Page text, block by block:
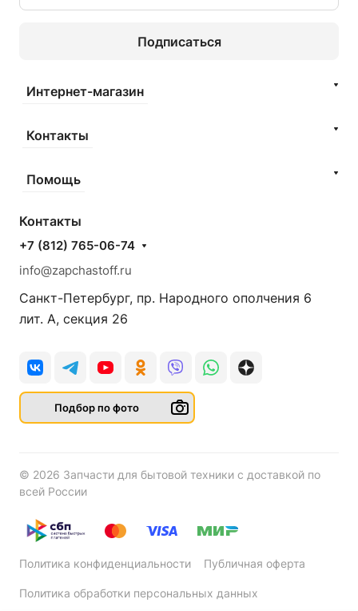
Подписаться
Интернет-магазин
Контакты
Помощь
Контакты
+7 (812) 765-06-74
info@zapchastoff.ru
Санкт-Петербург, пр. Народного ополчения 6
лит. А, секция 26
Подбор по фото
© 2026 Запчасти для бытовой техники с доставкой по
всей России
Политика конфиденциальности Публичная оферта
Политика обработки персональных данных